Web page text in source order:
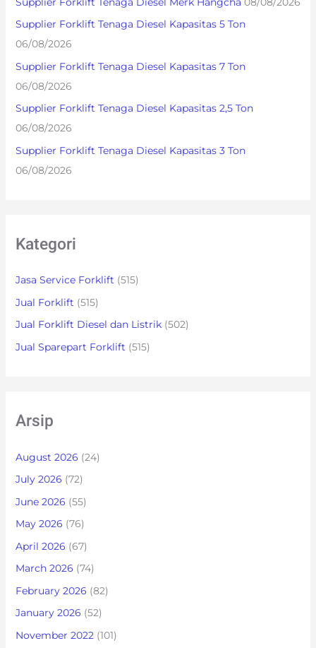
f
o
r
:
Supplier Forklift Tenaga Diesel Kapasitas 5 Ton
06/08/2026
Supplier Forklift Tenaga Diesel Kapasitas 7 Ton
06/08/2026
Supplier Forklift Tenaga Diesel Kapasitas 2,5 Ton
06/08/2026
Supplier Forklift Tenaga Diesel Kapasitas 3 Ton
06/08/2026
Kategori
Jasa Service Forklift (515)
Jual Forklift (515)
Jual Forklift Diesel dan Listrik(502)
Jual Sparepart Forklift (515)
Arsip
August 2026 (24)
July 2026 (72)
June 2026 (55)
May 2026 (76)
April 2026 (67)
March 2026 (74)
February 2026 (82)
January 2026 (52)
November 2022(101)